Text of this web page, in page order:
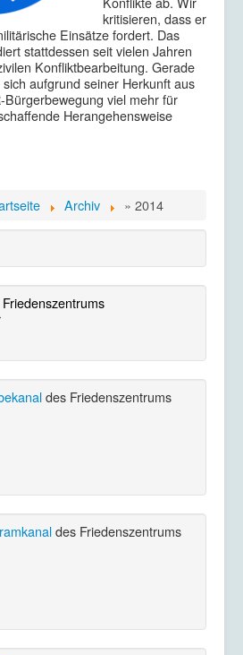
kritisieren, dass er
Einsätze fordert. Das
stattdessen seit vielen Jahren
Konfliktbearbeitung. Gerade
aufgrund seiner Herkunft aus
Bürgerbewegung viel mehr für
Herangehensweise
Archiv » 2014
des Friedenszentrums
des Friedenszentrums